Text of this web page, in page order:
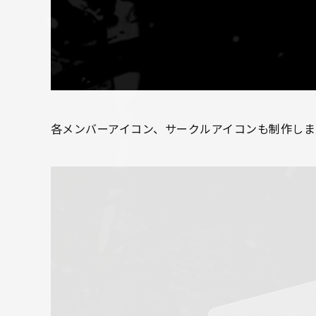
各メンバーアイコン、サークルアイコンも制作し